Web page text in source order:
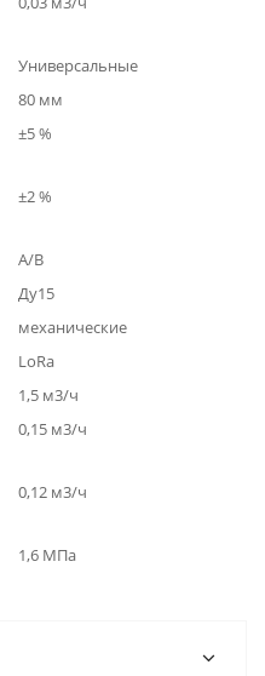
Универсальные
80 мм
±5 %
±2 %
A/B
Ду15
механические
LoRa
1,5 м3/ч
0,15 м3/ч
0,12 м3/ч
1,6 МПа